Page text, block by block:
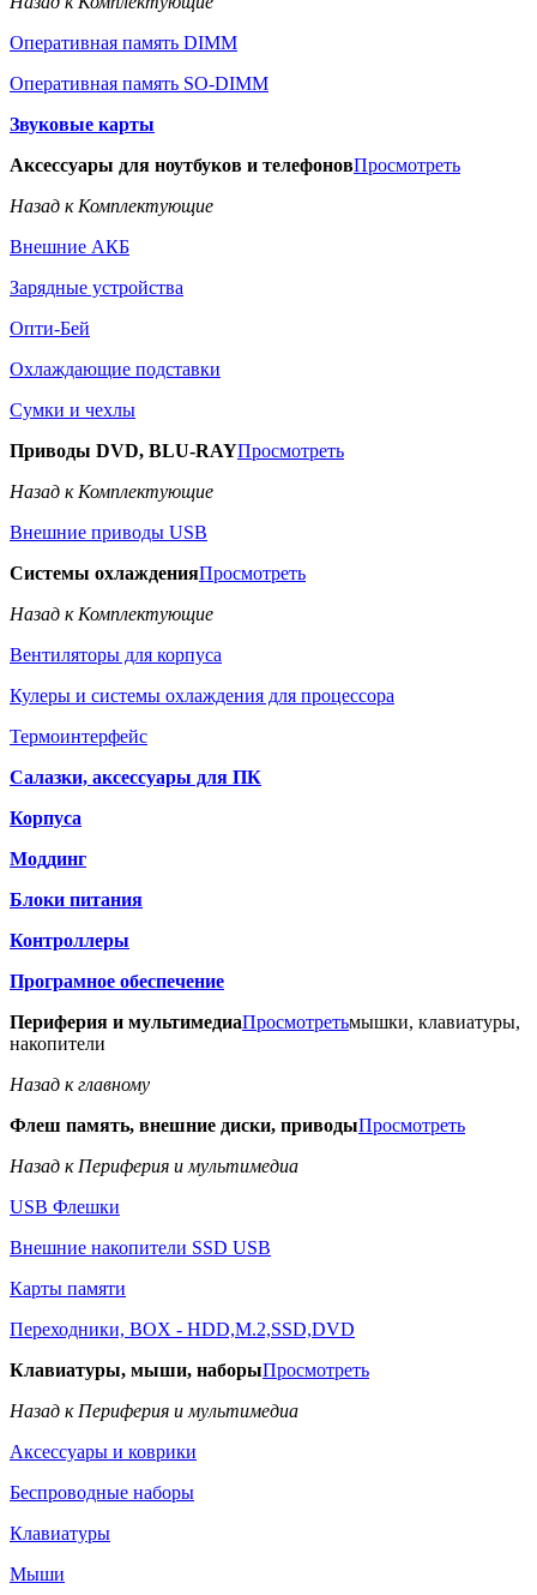
Оперативная память DIMM
Оперативная память SO-DIMM
Звуковые карты
Аксессуары для ноутбуков и телефоновПросмотреть
Назад к Комплектующие
Внешние АКБ
Зарядные устройства
Опти-Бей
Охлаждающие подставки
Сумки и чехлы
Приводы DVD, BLU-RAYПросмотреть
Назад к Комплектующие
Внешние приводы USB
Системы охлажденияПросмотреть
Назад к Комплектующие
Вентиляторы для корпуса
Кулеры и системы охлаждения для процессора
Термоинтерфейс
Салазки, аксессуары для ПК
Корпуса
Моддинг
Блоки питания
Контроллеры
Програмное обеспечение
Периферия и мультимедиаПросмотретьмышки, клавиатуры,
накопители
Назад к главному
Флеш память, внешние диски, приводыПросмотреть
Назад к Периферия и мультимедиа
USB Флешки
Внешние накопители SSD USB
Карты памяти
Переходники, BOX - HDD,M.2,SSD,DVD
Клавиатуры, мыши, наборыПросмотреть
Назад к Периферия и мультимедиа
Аксессуары и коврики
Беспроводные наборы
Клавиатуры
Мыши